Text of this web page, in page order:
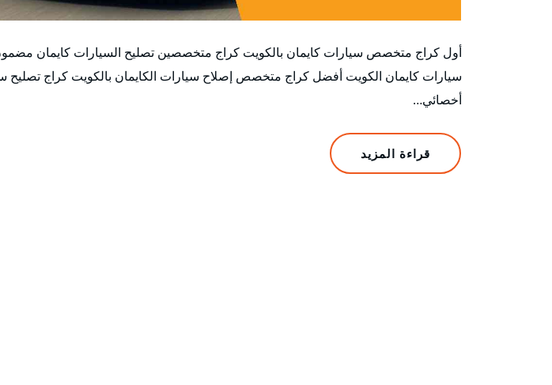
أول كراج متخصص سيارات كايمان بالكويت كراج متخصصين تصليح السيارات كايمان
سيارات كايمان الكويت أفضل كراج متخصص إصلاح سيارات الكايمان بالكويت كراج تصليح
أخصائي…
قراءة المزيد